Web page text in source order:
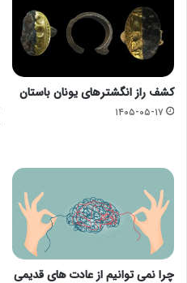
کشف راز انگشترهای یونان باستان
۱۴۰۵-۰۵-۱۷
چرا نمی توانیم از عادت های قدیمی